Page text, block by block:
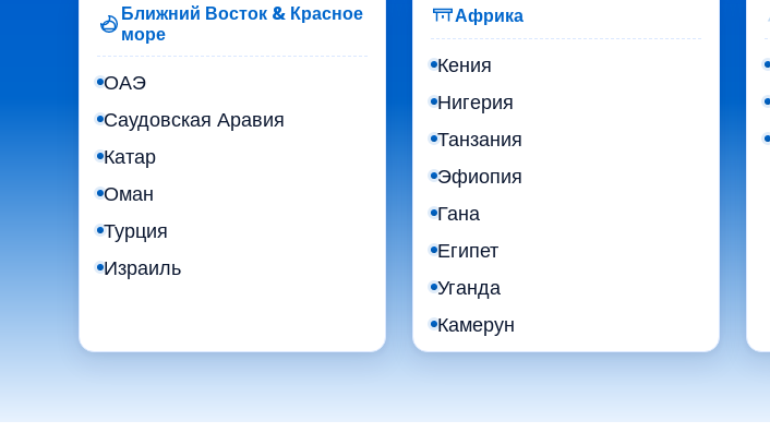
Ближний Восток & Красное
море
ОАЭ
Саудовская Аравия
Катар
Оман
Турция
Израиль
Африка
Кения
Нигерия
Танзания
Эфиопия
Гана
Египет
Уганда
Камерун